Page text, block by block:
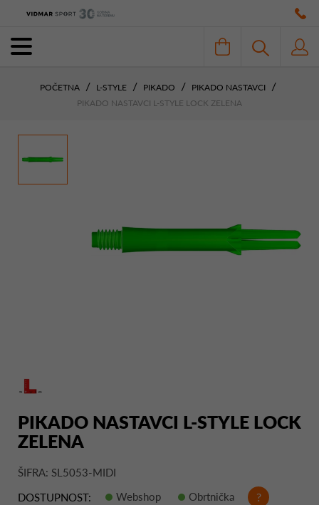
POČETNA L-STYLE PIKADO
PIKADO NASTAVCI
PIKADO NASTAVCI L-STYLE LOCK ZELENA
PIKADO NASTAVCI L-STYLE LOCK
ZELENA
ŠIFRA: SL5053-MIDI
DOSTUPNOST:
Webshop Obrtnička ?